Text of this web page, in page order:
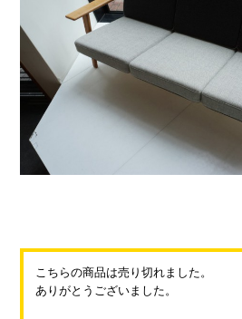
こちらの商品は売り切れました。
ありがとうございました。